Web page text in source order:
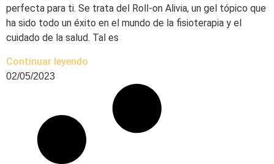
perfecta para ti. Se trata del Roll-on Alivia, un gel tópico que
ha sido todo un éxito en el mundo de la fisioterapia y el
cuidado de la salud. Tal es
Continuar leyendo
02/05/2023